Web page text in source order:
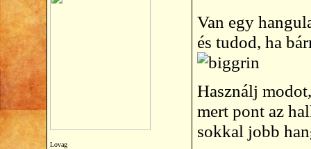
Lovag
Van egy
és tudod, ha
Használj
mert pont az
sokkal jobb